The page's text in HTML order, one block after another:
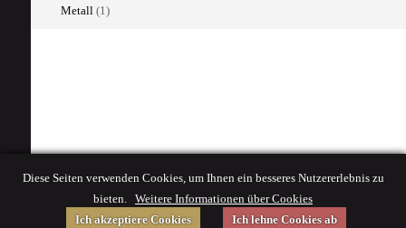
Metall (1)
Diese Seiten verwenden Cookies, um Ihnen ein besseres Nutzererlebnis zu
bieten. Weitere Informationen über Cookies
Ich akzeptiere Cookies
Ich lehne Cookies ab